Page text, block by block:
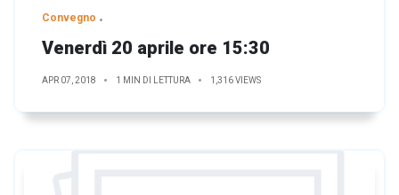
Convegno
Venerdì 20 aprile ore 15:30
APR 07, 2018 1 MIN DI LETTURA 1,316 VIEWS